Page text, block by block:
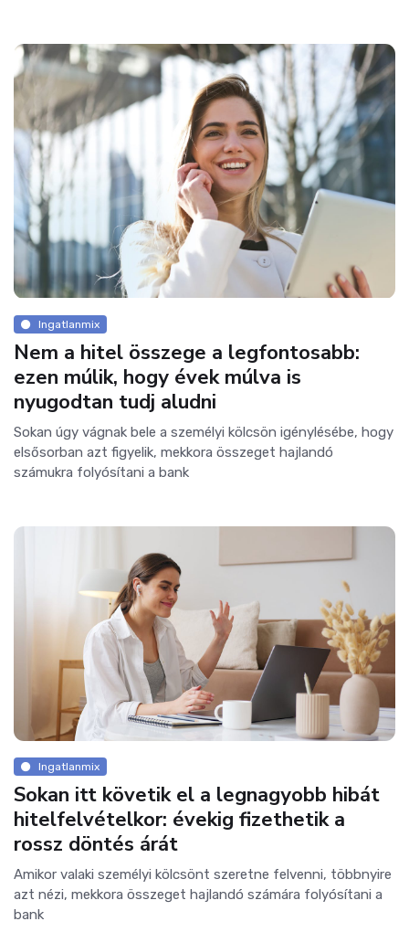
Ingatlanmix
Nem a hitel összege a legfontosabb:
ezen múlik, hogy évek múlva is
nyugodtan tudj aludni
Sokan úgy vágnak bele a személyi kölcsön igénylésébe, hogy
elsősorban azt figyelik, mekkora összeget hajlandó
számukra folyósítani a bank
Ingatlanmix
Sokan itt követik el a legnagyobb hibát
hitelfelvételkor: évekig fizethetik a
rossz döntés árát
Amikor valaki személyi kölcsönt szeretne felvenni, többnyire
azt nézi, mekkora összeget hajlandó számára folyósítani a
bank